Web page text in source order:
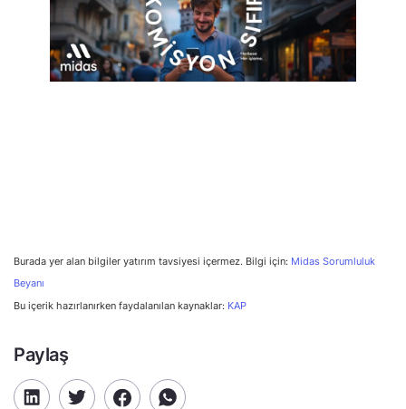
Burada yer alan bilgiler yatırım tavsiyesi içermez. Bilgi için: Midas Sorumluluk
Beyanı
Bu içerik hazırlanırken faydalanılan kaynaklar: KAP
Paylaş